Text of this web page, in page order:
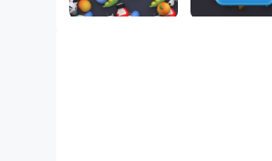
我們有很多精彩的關卡，包括：